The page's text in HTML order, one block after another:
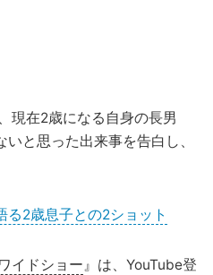
現在2歳になる自身の長男
と思った出来事を告白し、
る2歳息子との2ショット
イドショー』は、YouTube登